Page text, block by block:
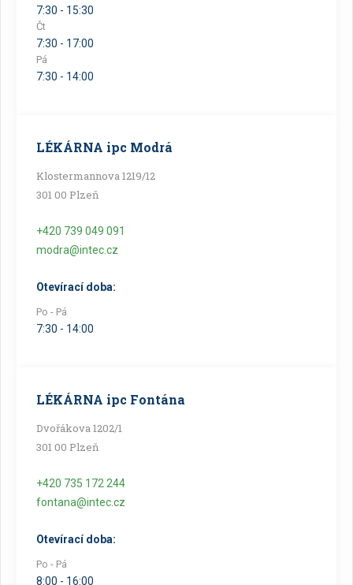
7:30 - 15:30
Čt
7:30 - 17:00
Pá
7:30 - 14:00
LÉKÁRNA ipc Modrá
Klostermannova 1219/12
301 00 Plzeň
+420 739 049 091
modra@intec.cz
Otevírací doba:
Po - Pá
7:30 - 14:00
LÉKÁRNA ipc Fontána
Dvořákova 1202/1
301 00 Plzeň
+420 735 172 244
fontana@intec.cz
Otevírací doba:
Po - Pá
8:00 - 16:00